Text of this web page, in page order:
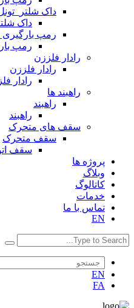
داک
داک
رمپ
رمپ
رادار فلززن
رادار فلززن
رادار
راهبند ها
راهبند
راهبند
سقف های متحرک
سقف متحرک
سقف
پروژه ها
وبلاگ
کاتالوگ
خدمات
تماس با ما
EN
EN
FA